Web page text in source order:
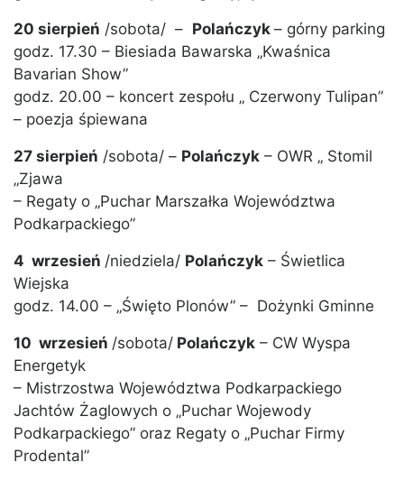
20 sierpień /sobota/ – Polańczyk – górny parking
godz. 17.30 – Biesiada Bawarska „Kwaśnica
Bavarian Show”
godz. 20.00 – koncert zespołu „ Czerwony Tulipan”
– poezja śpiewana
27 sierpień /sobota/ – Polańczyk – OWR „ Stomil
„Zjawa
– Regaty o „Puchar Marszałka Województwa
Podkarpackiego”
4 wrzesień /niedziela/ Polańczyk – Świetlica
Wiejska
godz. 14.00 – „Święto Plonów” – Dożynki Gminne
10 wrzesień /sobota/ Polańczyk – CW Wyspa
Energetyk
– Mistrzostwa Województwa Podkarpackiego
Jachtów Żaglowych o „Puchar Wojewody
Podkarpackiego” oraz Regaty o „Puchar Firmy
Prodental”